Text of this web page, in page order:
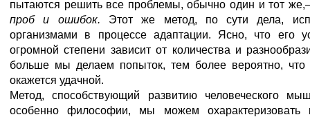
пытаются решить все проблемы, обычно один и тот
проб и ошибок. Этот же метод, по сути дела,
организмами в процессе адаптации. Ясно, что его
огромной степени зависит от количества и
больше мы делаем попыток, тем более вероятно, что
окажется удачной.
Метод, способствующий развитию человеческого
особенно философии, мы можем охарактеризовать